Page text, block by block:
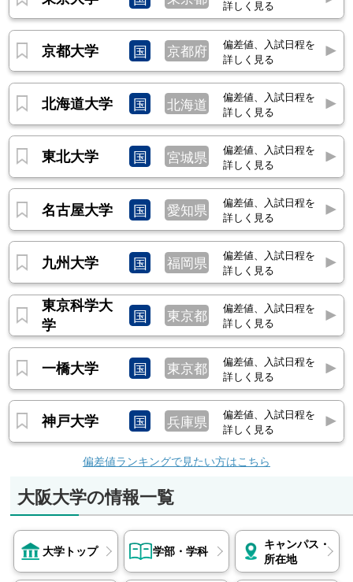
詳しく見る
京都大学 国 京都府
偏差値、入試日程を
詳しく見る
北海道大学 国 北海道
偏差値、入試日程を
詳しく見る
東北大学 国 宮城県
偏差値、入試日程を
詳しく見る
名古屋大学 国 愛知県
偏差値、入試日程を
詳しく見る
九州大学 国 福岡県
偏差値、入試日程を
詳しく見る
東京科学大
学
国 東京都
偏差値、入試日程を
詳しく見る
一橋大学 国 東京都
偏差値、入試日程を
詳しく見る
神戸大学 国 兵庫県
偏差値、入試日程を
詳しく見る
偏差値ランキングで見たい方はこちら
大阪大学の情報一覧
大学トップ 学部・学科
キャンパス・
所在地